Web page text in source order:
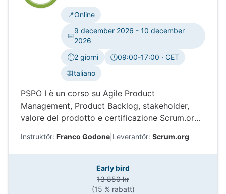
📍Online
📅
9 december 2026 - 10 december
2026
⏱️2 giorni 🕐
Tidszon:
09:00-17:00 · CET
🌐Italiano
PSPO I è un corso su Agile Product
Management, Product Backlog, stakeholder,
valore del prodotto e certificazione Scrum.org.
Impara come Professional Scrum aiuta i Product
Owner a prendere decisioni migliori e
massimizzare il valore.
Instruktör: Franco Godone Leverantör: Scrum.org
Early bird
13 850 kr
(15 % rabatt)